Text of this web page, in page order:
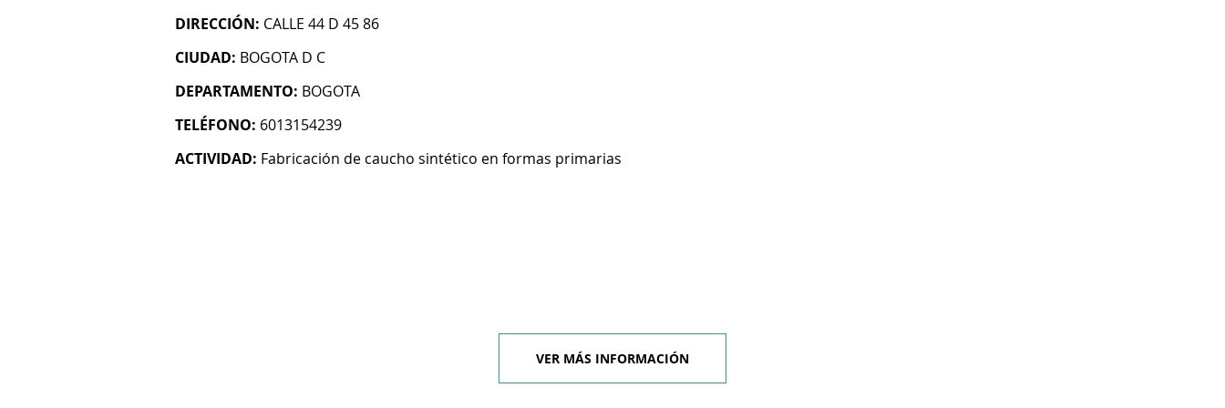
DIRECCIÓN: CALLE 44 D 45 86
CIUDAD: BOGOTA D C
DEPARTAMENTO: BOGOTA
TELÉFONO: 6013154239
ACTIVIDAD: Fabricación de caucho sintético en formas primarias
VER MÁS INFORMACIÓN